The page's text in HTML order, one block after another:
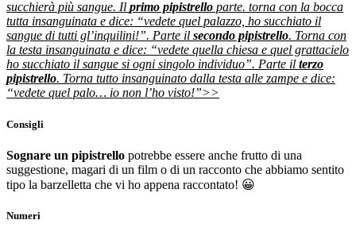
succhierà più sangue. Il primo pipistrello parte. torna con la bocca
tutta insanguinata e dice: “vedete quel palazzo, ho succhiato il
sangue di tutti gl’inquilini!”. Parte il secondo pipistrello. Torna con
la testa insanguinata e dice: “vedete quella chiesa e quel grattacielo
ho succhiato il sangue si ogni singolo individuo”. Parte il terzo
pipistrello. Torna tutto insanguinato dalla testa alle zampe e dice:
“vedete quel palo… io non l’ho visto!”>>
Consigli
Sognare un pipistrello potrebbe essere anche frutto di una
suggestione, magari di un film o di un racconto che abbiamo sentito
tipo la barzelletta che vi ho appena raccontato! 😀
Numeri